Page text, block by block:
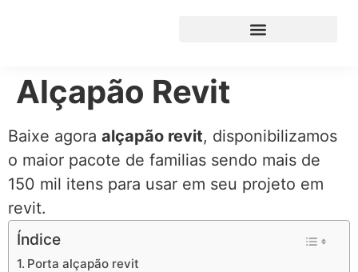
Alçapão Revit
Baixe agora alçapão revit, disponibilizamos
o maior pacote de familias sendo mais de
150 mil itens para usar em seu projeto em
revit.
Índice
Porta alçapão revit